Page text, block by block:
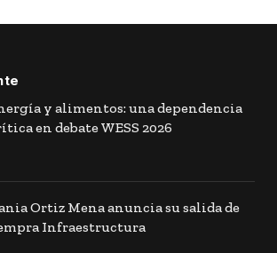
y alimentos: una dependencia
en debate WESS 2026
Ortiz Mena anuncia su salida de
Infraestructura